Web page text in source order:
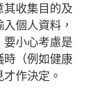
收集目的及
個人資料，
小心考慮是
時（例如健康
作決定。